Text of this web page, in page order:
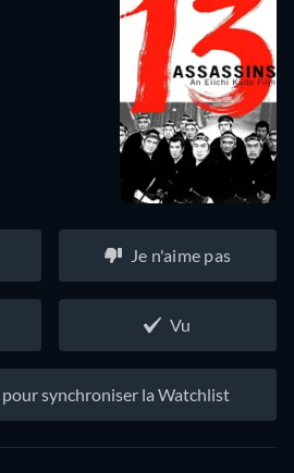
Je n'aime pas
Vu
pour synchroniser la Watchlist